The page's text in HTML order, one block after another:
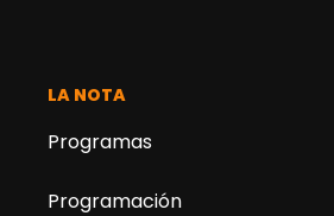
LA NOTA
Programas
Programación